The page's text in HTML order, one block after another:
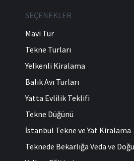
SEÇENEKLER
Mavi Tur
Tekne Turları
Yelkenli Kiralama
Balık Avı Turları
Yatta Evlilik Teklifi
Tekne Düğünü
İstanbul Tekne ve Yat Kiralama
Teknede Bekarlığa Veda ve